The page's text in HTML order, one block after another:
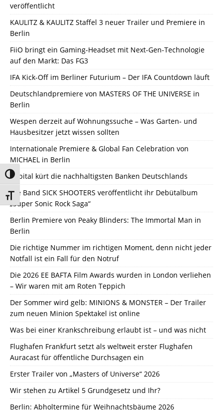
Umschalten auf hohe Kontraste
Schrift vergrößern
veröffentlicht
KAULITZ & KAULITZ Staffel 3 neuer Trailer und Premiere in
Berlin
FiiO bringt ein Gaming-Headset mit Next-Gen-Technologie
auf den Markt: Das FG3
IFA Kick-Off im Berliner Futurium – Der IFA Countdown läuft
Deutschlandpremiere von MASTERS OF THE UNIVERSE in
Berlin
Wespen derzeit auf Wohnungssuche – Was Garten- und
Hausbesitzer jetzt wissen sollten
Internationale Premiere & Global Fan Celebration von
MICHAEL in Berlin
Capital kürt die nachhaltigsten Banken Deutschlands
Die Band SICK SHOOTERS veröffentlicht ihr Debütalbum
„Super Sonic Rock Saga“
Berlin Premiere von Peaky Blinders: The Immortal Man in
Berlin
Die richtige Nummer im richtigen Moment, denn nicht jeder
Notfall ist ein Fall für den Notruf
Die 2026 EE BAFTA Film Awards wurden in London verliehen
– Wir waren mit am Roten Teppich
Der Sommer wird gelb: MINIONS & MONSTER – Der Trailer
zum neuen Minion Spektakel ist online
Was bei einer Krankschreibung erlaubt ist – und was nicht
Flughafen Frankfurt setzt als weltweit erster Flughafen
Auracast für öffentliche Durchsagen ein
Erster Trailer von „Masters of Universe“ 2026
Wir stehen zu Artikel 5 Grundgesetz und Ihr?
Berlin: Abholtermine für Weihnachtsbäume 2026